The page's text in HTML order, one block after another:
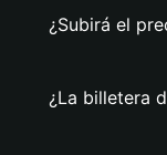
¿Subirá el
¿La billetera